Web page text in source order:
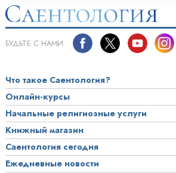
БУДЬТЕ С НАМИ
Что такое Саентология?
Онлайн-курсы
Начальные религиозные услуги
Книжный магазин
Саентология сегодня
Ежедневные новости